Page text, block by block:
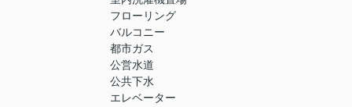
フローリング
バルコニー
都市ガス
公営水道
公共下水
エレベーター